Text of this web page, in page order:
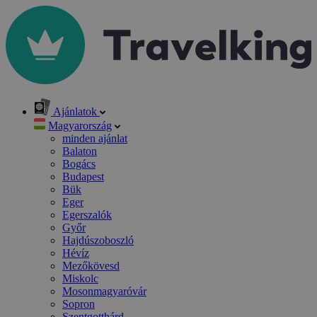
Ajánlatok
Magyarország
minden ajánlat
Balaton
Bogács
Budapest
Bük
Eger
Egerszalók
Győr
Hajdúszoboszló
Hévíz
Mezőkövesd
Miskolc
Mosonmagyaróvár
Sopron